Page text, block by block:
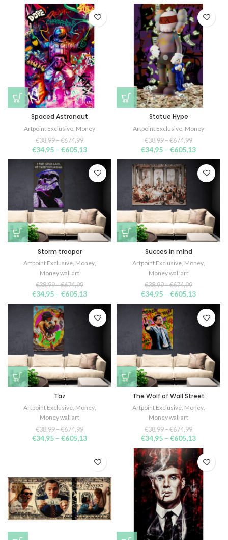
Spaced Astronaut
Artpoint Exclusive Money
€38,99–€674,99
€34,95 – €605,13
Statue Hype
Artpoint Exclusive Money
€38,99–€674,99
€34,95 – €605,13
Storm trooper
Artpoint Exclusive, Money,
Money wall art
€38,99–€674,99
€34,95 – €605,13
Succes in mind
Artpoint Exclusive, Money,
Money wall art
€38,99–€674,99
€34,95 – €605,13
Taz
Artpoint Exclusive, Money,
Money wall art
€38,99–€674,99
€34,95 – €605,13
The Wolf of Wall Street
Artpoint Exclusive, Money,
Money wall art
€38,99–€674,99
€34,95 – €605,13